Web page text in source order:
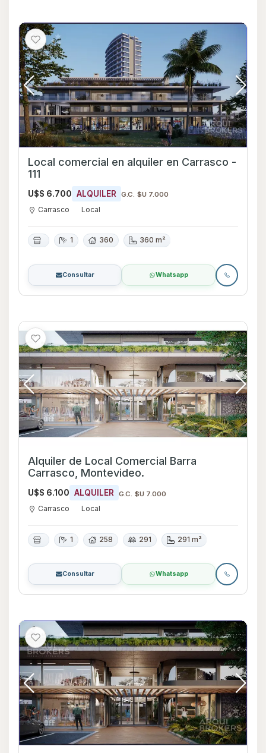
Local comercial en alquiler en Carrasco -
111
U$S 6.700 ALQUILER G.C. $U 7.000
Carrasco Local
1 360 360 m²
Consultar Whatsapp
Alquiler de Local Comercial Barra
Carrasco, Montevideo.
U$S 6.100 ALQUILER G.C. $U 7.000
Carrasco Local
1 258 291 291 m²
Consultar Whatsapp